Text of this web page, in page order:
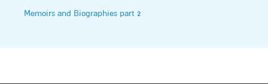
Memoirs and Biographies part 2